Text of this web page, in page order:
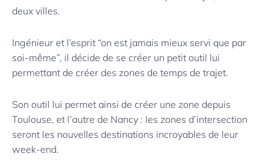
deux villes.
Ingénieur et l’esprit “on est jamais mieux servi que par
soi-même”, il décide de se créer un petit outil lui
permettant de créer des zones de temps de trajet.
Son outil lui permet ainsi de créer une zone depuis
Toulouse, et l’autre de Nancy : les zones d’intersection
seront les nouvelles destinations incroyables de leur
week-end.